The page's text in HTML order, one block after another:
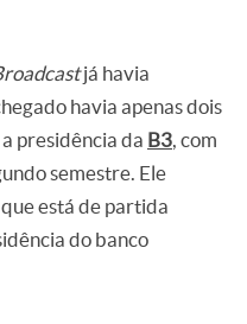
já havia
havia apenas dois
presidência da B3, com
semestre. Ele
está de partida
do banco